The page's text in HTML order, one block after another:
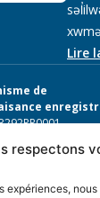
respectons
expériences,
Lire
de